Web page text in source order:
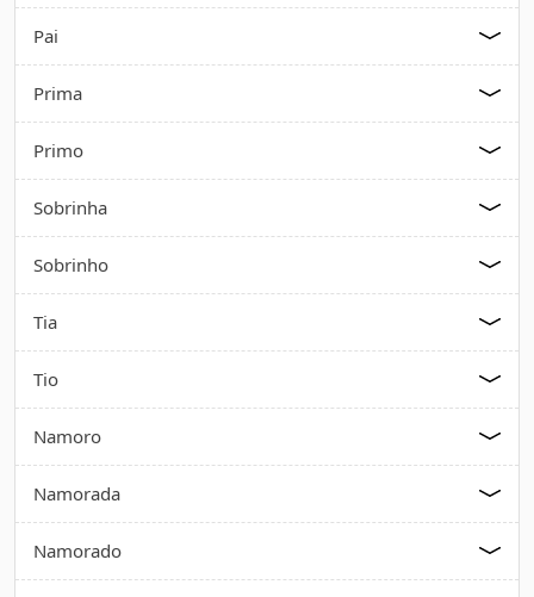
Pai
Prima
Primo
Sobrinha
Sobrinho
Tia
Tio
Namoro
Namorada
Namorado